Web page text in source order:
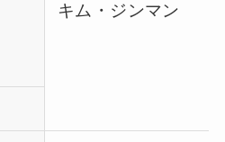
キム・ジンマン